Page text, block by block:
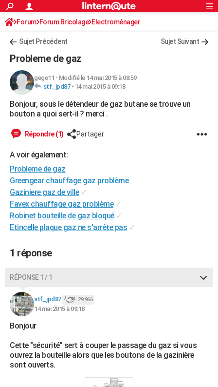
ACTUALITÉS
Politique
Société
Faits Divers
Education
Monde
Villes
+
FINANCE
Retraite
Impôts
Epargne
Immobilier
Risques naturels par ville
Banque
Assurance
Crédit
AUTO
Essais
Réserver un essai
Citadines
Berlines
SUV
Forum auto
+HIGH-TECH
Mobiles
Meilleur smartphone
Internet
Ordinateurs
Jeux vidéo
Guide high-tech
BRICOLAGE
WEEK-END
Guides de France
Escapades
Patrimoine
Expositions
Musées
Week-end nature
+LIFESTYLE
Art de vivre
Bien-être
Loisirs
ModeModes de vie
SANTE
Alimentation
Guide de la santé
Maladies
Médicaments
Sommeil
Destinations
City break
Voyage nature
Voyage de noces
Forum
Climat
PHOTO
GUIDES D'ACHAT
Carte de Noël
Carte Bonne année
Carte Saint-Valentin
Carte Pâques
Carte d'anniversaire
DICTIONNAIRE
Dictionnaire
Biographies
Citations
Expressions
Proverbes
PROGRAMME TV
COPAINS D'AVANT
S'inscrire
Se connecter
Lycées
Collèges
Primaires
Universités
Entreprises
Service militaire
Avis de recherche
AVIS DE DÉCÈS
S'inscrire
Connexion
Forum Forum Bricolage Electroménager
Sujet Précédent Sujet Suivant
Probleme de gaz
gege11 - Modifié le 14 mai 2015 à 08:59
stf_jpd87- 14 mai 2015 à 09:18
Bonjour, sous le détendeur de gaz butane se trouve un
bouton a quoi sert-il ? merci .
Répondre (1) Partager
A voir également:
Probleme de gaz
Greengear chauffage gaz problème
Gaziniere gaz de ville ✓
Favex chauffage gaz problème ✓
Robinet bouteille de gaz bloqué ✓
Etincelle plaque gaz ne s'arrête pas ✓
1 réponse
RÉPONSE 1 / 1
stf_jpd87 29 966
14 mai 2015 à 09:18
Bonjour
Cette "sécurité" sert à couper le passage du gaz si vous
ouvrez la bouteille alors que les boutons de la gazinière
sont ouverts.